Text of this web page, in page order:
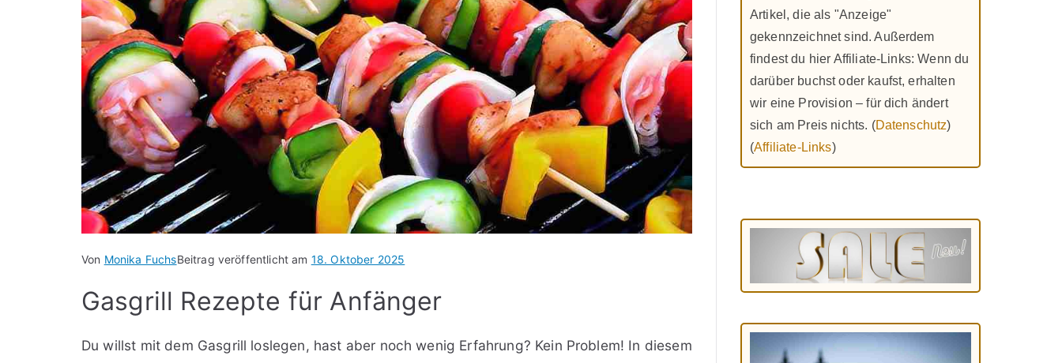
Von Monika FuchsBeitrag veröffentlicht am 18. Oktober 2025
Gasgrill Rezepte für Anfänger
Du willst mit dem Gasgrill loslegen, hast aber noch wenig Erfahrung? Kein Problem! In diesem
Artikel, die als "Anzeige"
gekennzeichnet sind. Außerdem
findest du hier Affiliate-Links: Wenn du
darüber buchst oder kaufst, erhalten
wir eine Provision – für dich ändert
sich am Preis nichts. (Datenschutz)
(Affiliate-Links)